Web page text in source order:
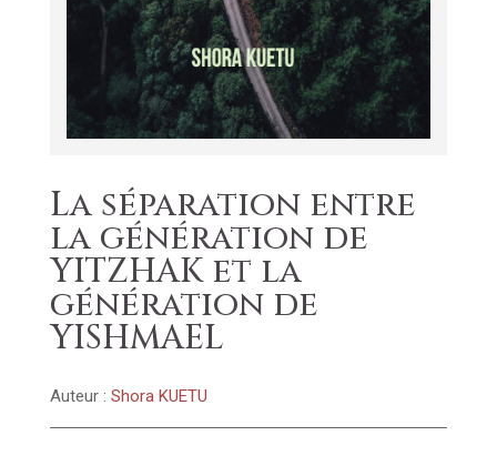
La séparation entre
la génération de
YITZHAK et la
génération de
YISHMAEL
Auteur : Shora KUETU